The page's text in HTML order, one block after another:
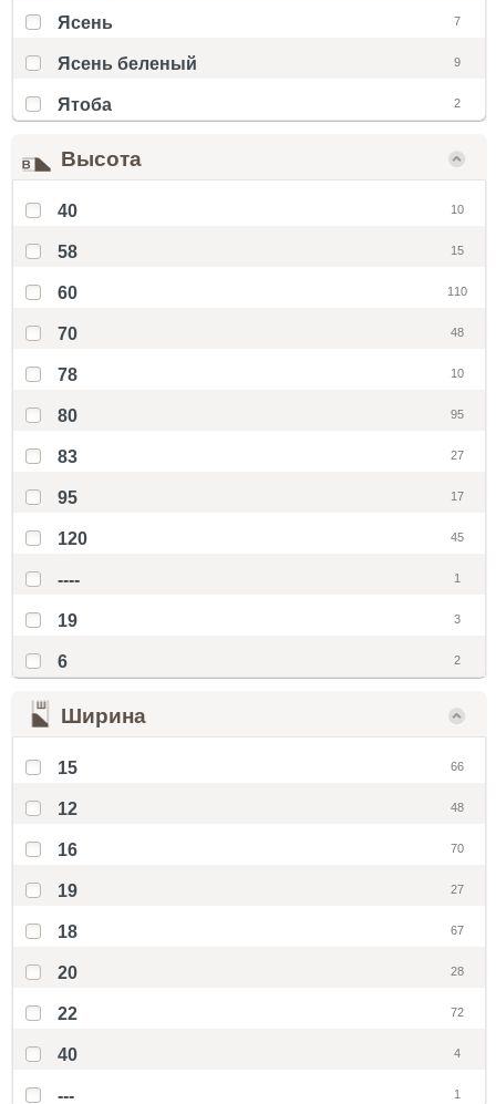
Ясень 7
Ясень беленый 9
Ятоба 2
Высота
40 10
58 15
60 110
70 48
78 10
80 95
83 27
95 17
120 45
---- 1
19 3
6 2
Ширина
15 66
12 48
16 70
19 27
18 67
20 28
22 72
40 4
--- 1